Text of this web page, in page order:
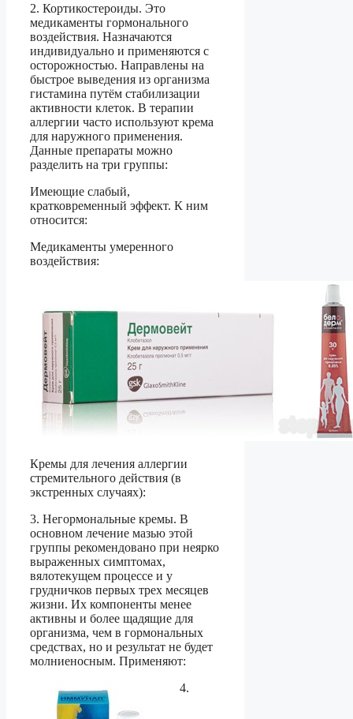
2. Кортикостероиды. Это
медикаменты гормонального
воздействия. Назначаются
индивидуально и применяются с
осторожностью. Направлены на
быстрое выведения из организма
гистамина путём стабилизации
активности клеток. В терапии
аллергии часто используют крема
для наружного применения.
Данные препараты можно
разделить на три группы:
Имеющие слабый,
кратковременный эффект. К ним
относится:
Медикаменты умеренного
воздействия:
Кремы для лечения аллергии
стремительного действия (в
экстренных случаях):
3. Негормональные кремы. В
основном лечение мазью этой
группы рекомендовано при неярко
выраженных симптомах,
вялотекущем процессе и у
грудничков первых трех месяцев
жизни. Их компоненты менее
активны и более щадящие для
организма, чем в гормональных
средствах, но и результат не будет
молниеносным. Применяют:
4.